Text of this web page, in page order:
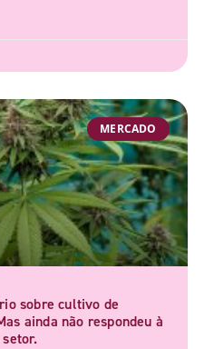
MERCADO
sobre cultivo de
ainda não respondeu à